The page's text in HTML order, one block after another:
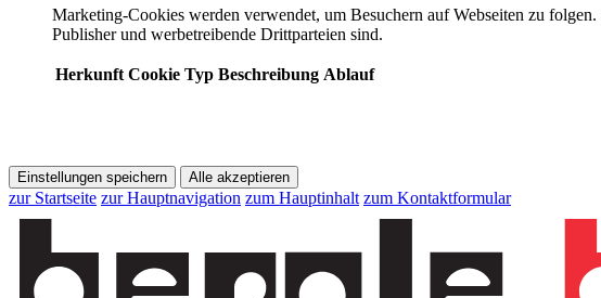
Marketing-Cookies werden verwendet, um Besuchern auf Webseiten zu
Publisher und werbetreibende Drittparteien sind.
Herkunft Cookie Typ Beschreibung Ablauf
Einstellungen speichern Alle akzeptieren
zur Startseite zur Hauptnavigation zum Hauptinhalt zum Kontaktformular